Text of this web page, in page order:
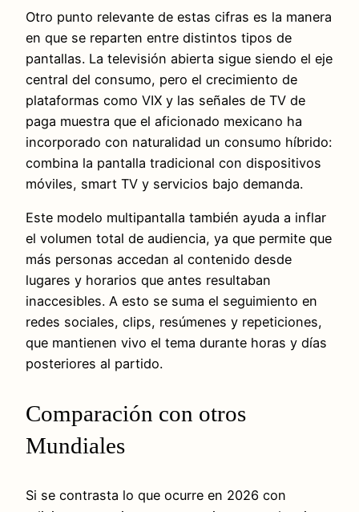
Otro punto relevante de estas cifras es la manera
en que se reparten entre distintos tipos de
pantallas. La televisión abierta sigue siendo el eje
central del consumo, pero el crecimiento de
plataformas como VIX y las señales de TV de
paga muestra que el aficionado mexicano ha
incorporado con naturalidad un consumo híbrido:
combina la pantalla tradicional con dispositivos
móviles, smart TV y servicios bajo demanda.
Este modelo multipantalla también ayuda a inflar
el volumen total de audiencia, ya que permite que
más personas accedan al contenido desde
lugares y horarios que antes resultaban
inaccesibles. A esto se suma el seguimiento en
redes sociales, clips, resúmenes y repeticiones,
que mantienen vivo el tema durante horas y días
posteriores al partido.
Comparación con otros
Mundiales
Si se contrasta lo que ocurre en 2026 con